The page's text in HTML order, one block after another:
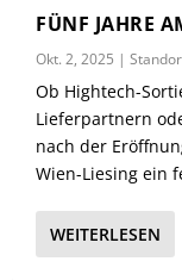
FÜNF JAHRE
Okt. 2, 2025 |
Ob Hightech-
Lieferpartnern
nach der
Wien-Liesing ein
WEITERLESEN